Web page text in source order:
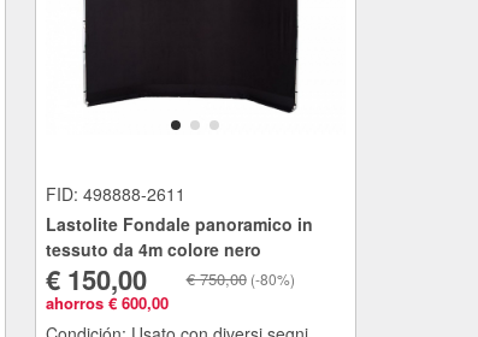
FID: 498888-2611
Lastolite Fondale panoramico in
tessuto da 4m colore nero
€ 150,00
ahorros € 600,00
€ 750,00(-80%)